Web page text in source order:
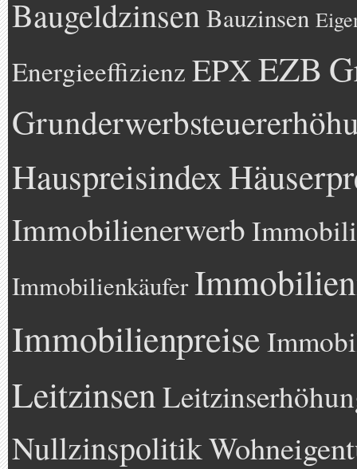
BaugeldzinsenBauzinsen
Energieeffizienz EPXEZB
Hauspreisindex
Immobilienerwerb
Immobilienkäufer
Immobilienpreise
Leitzinsen
Nullzinspolitik